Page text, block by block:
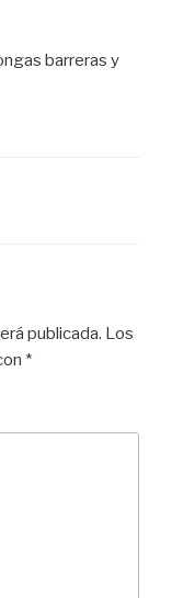
barreras y
publicada. Los
*